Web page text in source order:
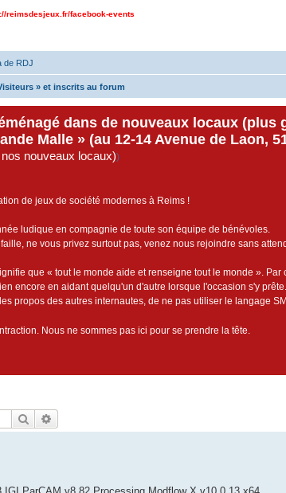
reimsdesjeux.fr/facebook-events
de RDJ
» et inscrits au forum
dans de nouveaux locaux
Malle » (au 12-14 Avenue de Laon,
nouveaux locaux))
de jeux de société modernes à Reims !
ludique en compagnie de toute son équipe de bénévoles.
ne vous privez surtout pas, venez nous rejoindre sans
que « tout le monde aide et renseigne tout le monde ».
encore en aidant quelqu'un d'autre lorsque l'occasion s'y prête.
propos des autres internautes, de ne pas utiliser le langage
Nous ne sommes pas ici pour se prendre la tête.
Rechercher